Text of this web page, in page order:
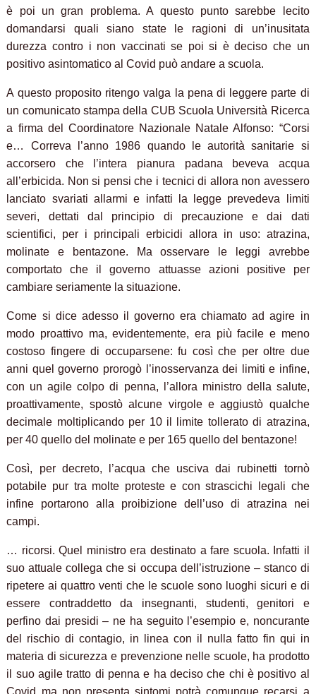
è poi un gran problema. A questo punto sarebbe lecito
domandarsi quali siano state le ragioni di un’inusitata
durezza contro i non vaccinati se poi si è deciso che un
positivo asintomatico al Covid può andare a scuola.
A questo proposito ritengo valga la pena di leggere parte di
un comunicato stampa della CUB Scuola Università Ricerca
a firma del Coordinatore Nazionale Natale Alfonso: “Corsi
e… Correva l’anno 1986 quando le autorità sanitarie si
accorsero che l’intera pianura padana beveva acqua
all’erbicida. Non si pensi che i tecnici di allora non avessero
lanciato svariati allarmi e infatti la legge prevedeva limiti
severi, dettati dal principio di precauzione e dai dati
scientifici, per i principali erbicidi allora in uso: atrazina,
molinate e bentazone. Ma osservare le leggi avrebbe
comportato che il governo attuasse azioni positive per
cambiare seriamente la situazione.
Come si dice adesso il governo era chiamato ad agire in
modo proattivo ma, evidentemente, era più facile e meno
costoso fingere di occuparsene: fu così che per oltre due
anni quel governo prorogò l’inosservanza dei limiti e infine,
con un agile colpo di penna, l’allora ministro della salute,
proattivamente, spostò alcune virgole e aggiustò qualche
decimale moltiplicando per 10 il limite tollerato di atrazina,
per 40 quello del molinate e per 165 quello del bentazone!
Così, per decreto, l’acqua che usciva dai rubinetti tornò
potabile pur tra molte proteste e con strascichi legali che
infine portarono alla proibizione dell’uso di atrazina nei
campi.
… ricorsi. Quel ministro era destinato a fare scuola. Infatti il
suo attuale collega che si occupa dell’istruzione – stanco di
ripetere ai quattro venti che le scuole sono luoghi sicuri e di
essere contraddetto da insegnanti, studenti, genitori e
perfino dai presidi – ne ha seguito l’esempio e, noncurante
del rischio di contagio, in linea con il nulla fatto fin qui in
materia di sicurezza e prevenzione nelle scuole, ha prodotto
il suo agile tratto di penna e ha deciso che chi è positivo al
Covid ma non presenta sintomi potrà comunque recarsi a